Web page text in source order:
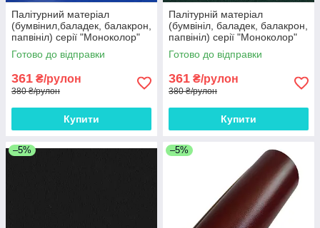
Палітурний матеріал
(бумвінил,баладек, балакрон,
папвініл) серії "Моноколор"
Plano синій 15 - 602 Европа 3
м рулон
Готово до відправки
361 ₴/рулон
380 ₴/рулон
Купити
Палітурній матеріал
(бумвініл, баладек, балакрон,
папвініл) серії "Моноколор"
Plano зелений 15-703 Європа
3 м рулон
Готово до відправки
361 ₴/рулон
380 ₴/рулон
Купити
–5% –5%